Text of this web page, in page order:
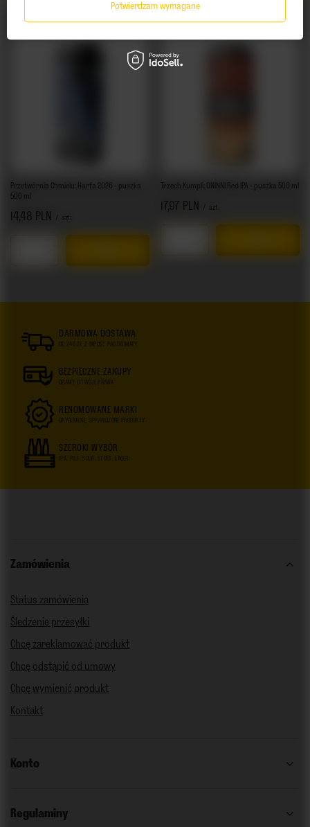
Przetwórnia Chmielu: Harfa 2026 - puszka
500 ml
14,48 PLN szt.
Trzech Kumpli: ONINNI Red IPA - puszka 500 ml
17,97 PLN szt.
DARMOWA DOSTAWA
OD 249 ZŁ Z INPOST PACZKOMATY
BEZPIECZNE ZAKUPY
DBAMY O TWOJE PRAWA
RENOMOWANE MARKI
ORYGINALNE, SPRAWDZONE PRODUKTY
SZEROKI WYBÓR
Zamówienia
Status zamówienia
Śledzenie przesyłki
Chcę zareklamować produkt
Chcę odstąpić od umowy
Chcę wymienić produkt
Kontakt
Konto
Regulaminy
Potwierdzam wymagane